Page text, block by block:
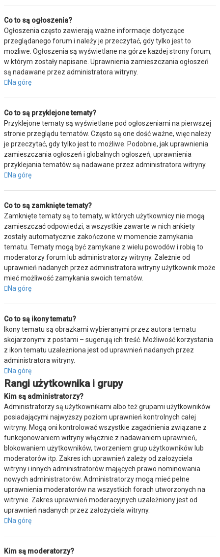
Co to są ogłoszenia?
Ogłoszenia często zawierają ważne informacje dotyczące
przeglądanego forum i należy je przeczytać, gdy tylko jest to
możliwe. Ogłoszenia są wyświetlane na górze każdej strony forum,
w którym zostały napisane. Uprawnienia zamieszczania ogłoszeń
są nadawane przez administratora witryny.
Na górę
Co to są przyklejone tematy?
Przyklejone tematy są wyświetlane pod ogłoszeniami na pierwszej
stronie przeglądu tematów. Często są one dość ważne, więc należy
je przeczytać, gdy tylko jest to możliwe. Podobnie, jak uprawnienia
zamieszczania ogłoszeń i globalnych ogłoszeń, uprawnienia
przyklejania tematów są nadawane przez administratora witryny.
Na górę
Co to są zamknięte tematy?
Zamknięte tematy są to tematy, w których użytkownicy nie mogą
zamieszczać odpowiedzi, a wszystkie zawarte w nich ankiety
zostały automatycznie zakończone w momencie zamykania
tematu. Tematy mogą być zamykane z wielu powodów i robią to
moderatorzy forum lub administratorzy witryny. Zależnie od
uprawnień nadanych przez administratora witryny użytkownik może
mieć możliwość zamykania swoich tematów.
Na górę
Co to są ikony tematu?
Ikony tematu są obrazkami wybieranymi przez autora tematu
skojarzonymi z postami – sugerują ich treść. Możliwość korzystania
z ikon tematu uzależniona jest od uprawnień nadanych przez
administratora witryny.
Na górę
Rangi użytkownika i grupy
Kim są administratorzy?
Administratorzy są użytkownikami albo też grupami użytkowników
posiadającymi najwyższy poziom uprawnień kontrolnych całej
witryny. Mogą oni kontrolować wszystkie zagadnienia związane z
funkcjonowaniem witryny włącznie z nadawaniem uprawnień,
blokowaniem użytkowników, tworzeniem grup użytkowników lub
moderatorów itp. Zakres ich uprawnień zależy od założyciela
witryny i innych administratorów mających prawo nominowania
nowych administratorów. Administratorzy mogą mieć pełne
uprawnienia moderatorów na wszystkich forach utworzonych na
witrynie. Zakres uprawnień moderacyjnych uzależniony jest od
uprawnień nadanych przez założyciela witryny.
Na górę
Kim są moderatorzy?